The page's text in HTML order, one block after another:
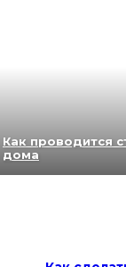
Как проводится
дома